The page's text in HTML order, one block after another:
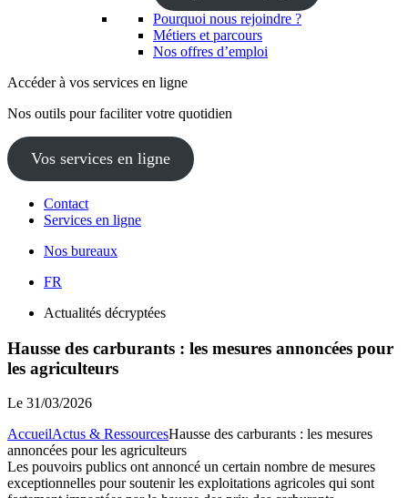
Pourquoi nous rejoindre ?
Métiers et parcours
Nos offres d’emploi
Accéder à vos services en ligne
Nos outils pour faciliter votre quotidien
Vos services en ligne
Contact
Services en ligne
Nos bureaux
FR
Actualités décryptées
Hausse des carburants : les mesures annoncées pour
les agriculteurs
Le 31/03/2026
AccueilActus & RessourcesHausse des carburants : les mesures
annoncées pour les agriculteurs
Les pouvoirs publics ont annoncé un certain nombre de mesures
exceptionnelles pour soutenir les exploitations agricoles qui sont